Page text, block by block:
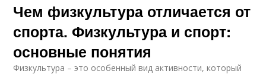
Чем физкультура отличается от
спорта. Физкультура и спорт:
основные понятия
Физкультура – это особенный вид активности, который